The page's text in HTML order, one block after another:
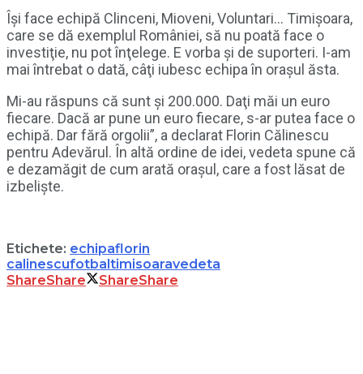
Îşi face echipă Clinceni, Mioveni, Voluntari… Timişoara,
care se dă exemplul României, să nu poată face o
investiţie, nu pot înţelege. E vorba şi de suporteri. I-am
mai întrebat o dată, câţi iubesc echipa în oraşul ăsta.
Mi-au răspuns că sunt şi 200.000. Daţi măi un euro
fiecare. Dacă ar pune un euro fiecare, s-ar putea face o
echipă. Dar fără orgolii”, a declarat Florin Călinescu
pentru Adevărul. În altă ordine de idei, vedeta spune că
e dezamăgit de cum arată orașul, care a fost lăsat de
izbeliște.
Etichete: echipaflorin
calinescufotbal timisoaravedeta
ShareShare ShareShare